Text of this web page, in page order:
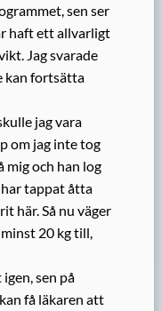
sen ser
haft ett allvarligt
Jag svarade
kan fortsätta
jag vara
om jag inte tog
mig och han log
har tappat åtta
här. Så nu väger
20 kg till,
sen på
få läkaren att